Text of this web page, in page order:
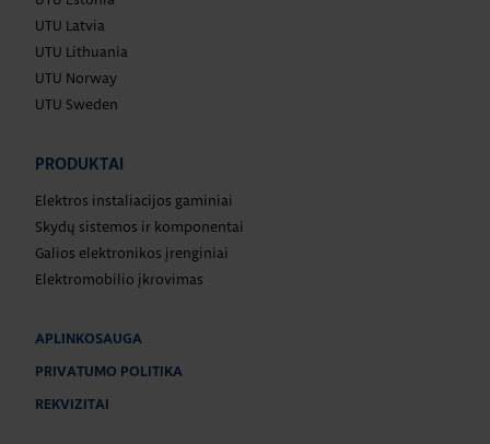
UTU Latvia
UTU Lithuania
UTU Norway
UTU Sweden
PRODUKTAI
Elektros instaliacijos gaminiai
Skydų sistemos ir komponentai
Galios elektronikos įrenginiai
Elektromobilio įkrovimas
APLINKOSAUGA
PRIVATUMO POLITIKA
REKVIZITAI